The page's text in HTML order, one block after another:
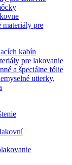
pre
kabín
pre lakovanie
a špeciálne fólie
utierky,